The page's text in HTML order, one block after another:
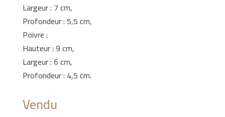
Largeur : 7 cm,
Profondeur : 5,5 cm,
Poivre :
Hauteur : 9 cm,
Largeur : 6 cm,
Profondeur : 4,5 cm.
Vendu